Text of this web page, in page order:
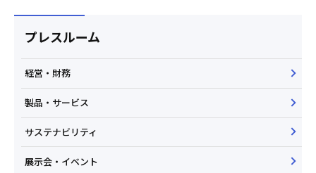
プレスルーム
経営・財務
製品・サービス
サステナビリティ
展示会・イベント